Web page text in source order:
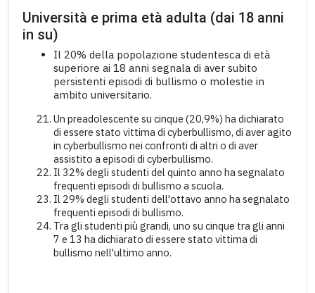
Università e prima età adulta (dai 18 anni
in su)
Il 20% della popolazione studentesca di età
superiore ai 18 anni segnala di aver subito
persistenti episodi di bullismo o molestie in
ambito universitario.
Un preadolescente su cinque (20,9%) ha dichiarato
di essere stato vittima di cyberbullismo, di aver agito
in cyberbullismo nei confronti di altri o di aver
assistito a episodi di cyberbullismo.
Il 32% degli studenti del quinto anno ha segnalato
frequenti episodi di bullismo a scuola.
Il 29% degli studenti dell'ottavo anno ha segnalato
frequenti episodi di bullismo.
Tra gli studenti più grandi, uno su cinque tra gli anni
7 e 13 ha dichiarato di essere stato vittima di
bullismo nell'ultimo anno.